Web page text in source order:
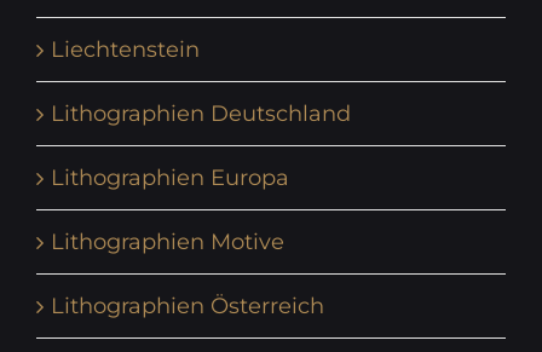
Liechtenstein
Lithographien Deutschland
Lithographien Europa
Lithographien Motive
Lithographien Österreich